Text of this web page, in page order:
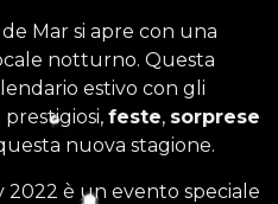
Mar si apre con una
notturno. Questa
estivo con gli
prestigiosi,feste, sorprese
nuova stagione.
è un evento speciale